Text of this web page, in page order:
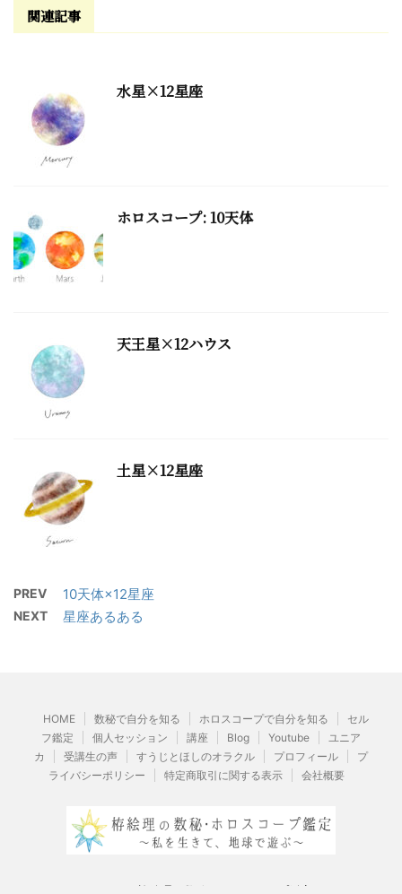
関連記事
水星×12星座
ホロスコープ: 10天体
天王星×12ハウス
土星×12星座
PREV 10天体×12星座
NEXT 星座あるある
HOME 数秘で自分を知る ホロスコープで自分を知る
セル
フ鑑定
個人セッション 講座 Blog Youtube
ユニア
カ
受講生の声 すうじとほしのオラクル プロフィール
プ
ライバシーポリシー
特定商取引に関する表示 会社概要